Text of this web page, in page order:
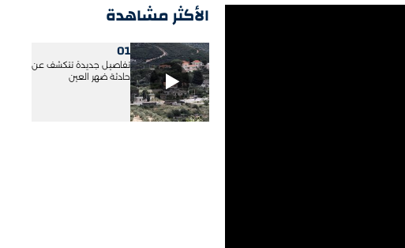
الأكثر مشاهدة
01
تفاصيل جديدة تتكشف عن
حادثة ضهر العين